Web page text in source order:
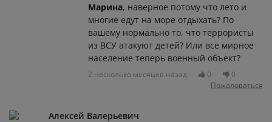
Марина, наверное потому что лето и
многие едут на море отдыхать? По
вашему нормально то, что террористы
из ВСУ атакуют детей? Или все мирное
население теперь военный объект?
2 несколько месяцев назад 0
0
Пожаловаться
Алексей Валерьевич